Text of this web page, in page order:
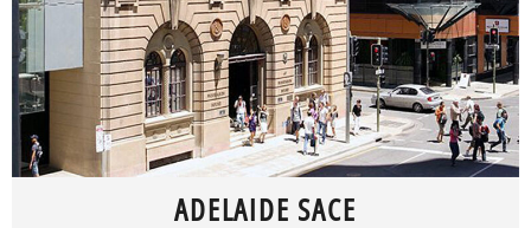
ADELAIDE SACE